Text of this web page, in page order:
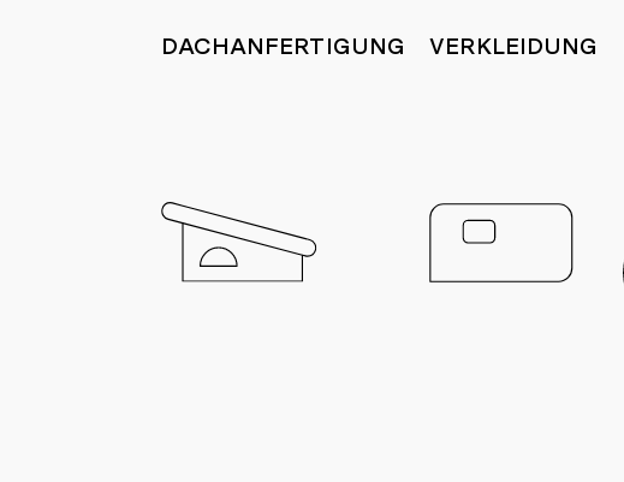
DACHANFERTIGUNG VERKLEIDUNG